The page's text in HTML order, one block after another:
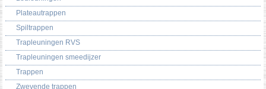
Plateautrappen
Spiltrappen
Trapleuningen RVS
Trapleuningen smeedijzer
Trappen
Zwevende trappen